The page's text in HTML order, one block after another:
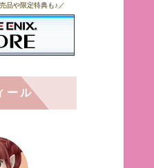
品や限定特典も♪／
ール